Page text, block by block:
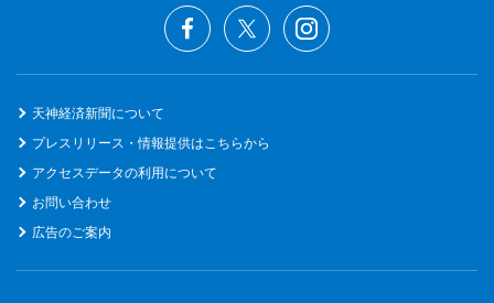
天神経済新聞について
プレスリリース・情報提供はこちらから
アクセスデータの利用について
お問い合わせ
広告のご案内